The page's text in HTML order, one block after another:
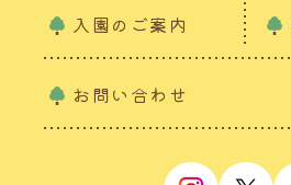
入園のご案内
お問い合わせ